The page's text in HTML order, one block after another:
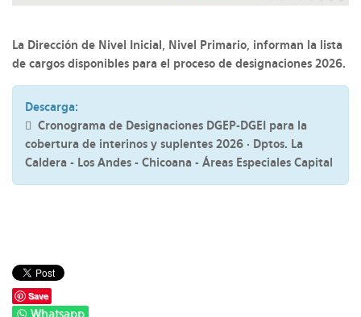
La Dirección de Nivel Inicial, Nivel Primario, informan la lista
de cargos disponibles para el proceso de designaciones 2026.
Descarga:
Cronograma de Designaciones DGEP-DGEI para la
cobertura de interinos y suplentes 2026 · Dptos. La
Caldera - Los Andes - Chicoana - Áreas Especiales Capital
Save
Whatsapp